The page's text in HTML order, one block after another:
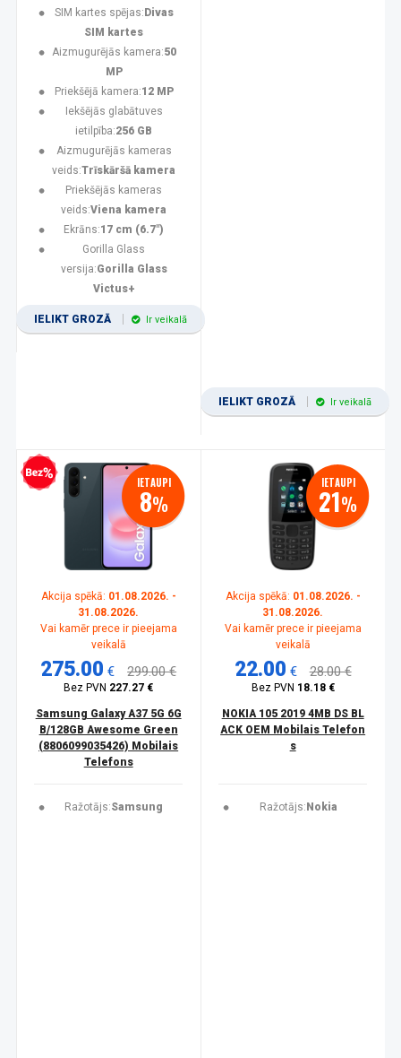
SIM kartes spējas: Divas
SIM kartes
Aizmugurējās kamera:50
MP
Priekšējā kamera:12 MP
Iekšējās glabātuves
ietilpība:256 GB
Aizmugurējās kameras
veids:Trīskāršā kamera
Priekšējās kameras
veids:Viena kamera
Ekrāns:17 cm (6.7")
Gorilla Glass
versija:Gorilla Glass
Victus+
IELIKT GROZĀ Ir veikalā
IELIKT GROZĀ Ir veikalā
kredīts IETAUPI
8%
Akcija spēkā: 01.08.2026. -
31.08.2026.
Vai kamēr prece ir pieejama
veikalā
275.00 € 299.00 €
Bez PVN 227.27 €
Samsung Galaxy A37 5G 6G
B/128GB Awesome Green
(8806099035426) Mobilais
Telefons
Ražotājs:Samsung
IETAUPI
21%
Akcija spēkā: 01.08.2026. -
31.08.2026.
Vai kamēr prece ir pieejama
veikalā
22.00 € 28.00 €
Bez PVN 18.18 €
NOKIA 105 2019 4MB DS BL
ACK OEM Mobilais Telefon
s
Ražotājs: Nokia